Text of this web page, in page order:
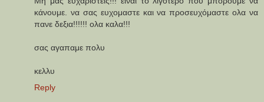
κάνουμε. να σας ευχομαστε και να προσευχόμαστε ολα να
πανε δεξια!!!!!! ολα καλα!!!
σας αγαπαμε πολυ
κελλυ
Reply